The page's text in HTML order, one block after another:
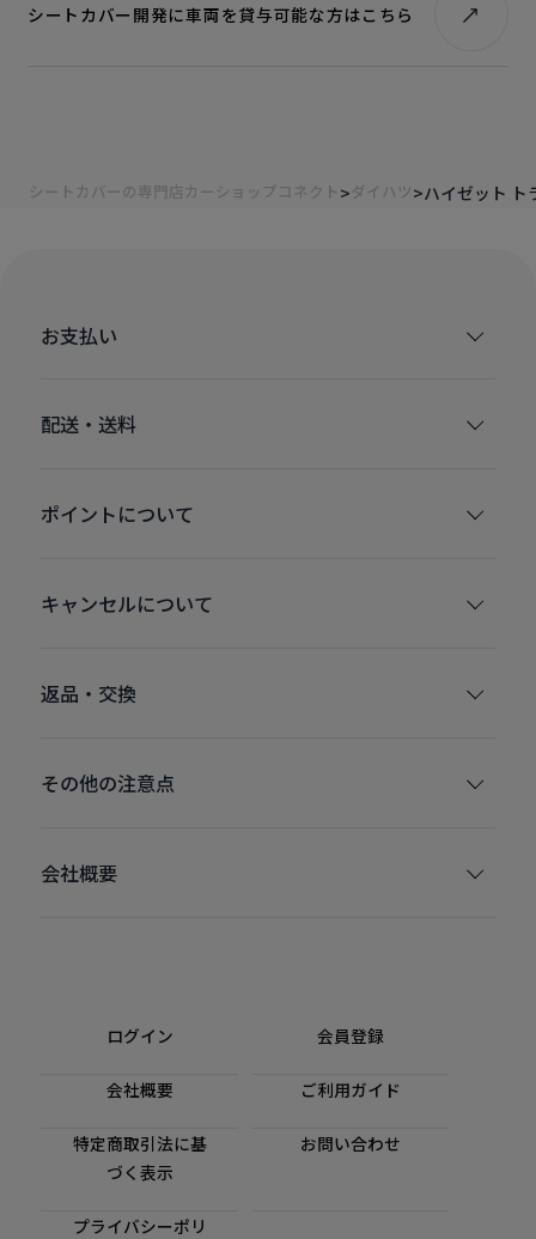
シートカバー開発に車両を貸与可能な方はこちら
シートカバーの専門店カーショップコネクト ダイハツ ハイゼット ト
お支払い
配送・送料
ポイントについて
キャンセルについて
返品・交換
その他の注意点
会社概要
ログイン 会員登録
会社概要 ご利用ガイド
特定商取引法に基
づく表示
お問い合わせ
プライバシーポリ